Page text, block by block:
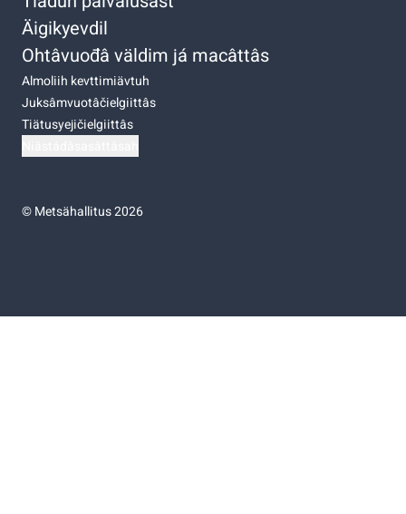
Äigikyevdil
Ohtâvuođâ väldim já macâttâs
Almoliih kevttimiävtuh
Juksâmvuotâčielgiittâs
Tiätusyejičielgiittâs
©Metsähallitus 2026